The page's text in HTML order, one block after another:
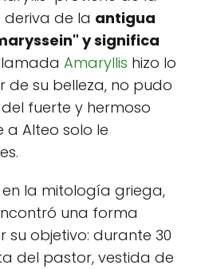
deriva de la antigua
y significa
Amaryllis hizo lo
de su belleza, no pudo
fuerte y hermoso
a Alteo solo le
la mitología griega,
una forma
objetivo: durante 30
del pastor, vestida de